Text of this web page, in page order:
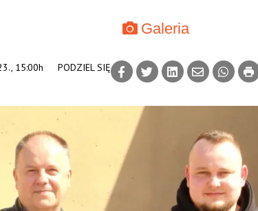
15:00h PODZIEL SIĘ
Galeria